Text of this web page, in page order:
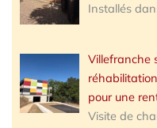
Installés
Villefranche
pour une
Visite de